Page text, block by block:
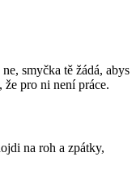
smyčka tě žádá, abys
pro ni není práce.
na roh a zpátky,